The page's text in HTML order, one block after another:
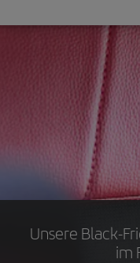
Unsere Black-
im